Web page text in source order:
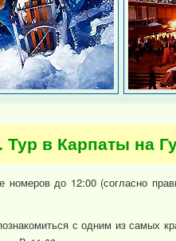
Тур в Карпаты на
номеров до 12:00 (согласно
с одним из самых